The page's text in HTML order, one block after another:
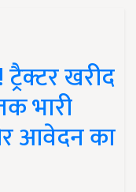
खरीद
भारी
आवेदन का